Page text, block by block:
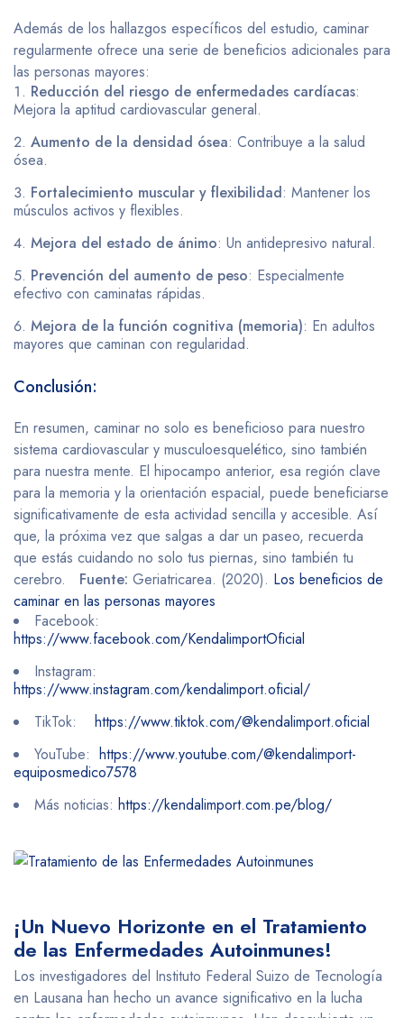
Además de los hallazgos específicos del estudio, caminar
regularmente ofrece una serie de beneficios adicionales para
las personas mayores:
Reducción del riesgo de enfermedades cardíacas:
Mejora la aptitud cardiovascular general.
Aumento de la densidad ósea: Contribuye a la salud
ósea.
Fortalecimiento muscular y flexibilidad: Mantener los
músculos activos y flexibles.
Mejora del estado de ánimo: Un antidepresivo natural.
Prevención del aumento de peso: Especialmente
efectivo con caminatas rápidas.
Mejora de la función cognitiva (memoria): En adultos
mayores que caminan con regularidad.
Conclusión:
En resumen, caminar no solo es beneficioso para nuestro
sistema cardiovascular y musculoesquelético, sino también
para nuestra mente. El hipocampo anterior, esa región clave
para la memoria y la orientación espacial, puede beneficiarse
significativamente de esta actividad sencilla y accesible. Así
que, la próxima vez que salgas a dar un paseo, recuerda
que estás cuidando no solo tus piernas, sino también tu
cerebro. Fuente: Geriatricarea. (2020). Los beneficios de
caminar en las personas mayores
Facebook:
https://www.facebook.com/KendalimportOficial
Instagram:
https://www.instagram.com/kendalimport.oficial/
TikTok: https://www.tiktok.com/@kendalimport.oficial
YouTube: https://www.youtube.com/@kendalimport-
equiposmedico7578
Más noticias: https://kendalimport.com.pe/blog/
¡Un Nuevo Horizonte en el Tratamiento
de las Enfermedades Autoinmunes!
Los investigadores del Instituto Federal Suizo de Tecnología
en Lausana han hecho un avance significativo en la lucha